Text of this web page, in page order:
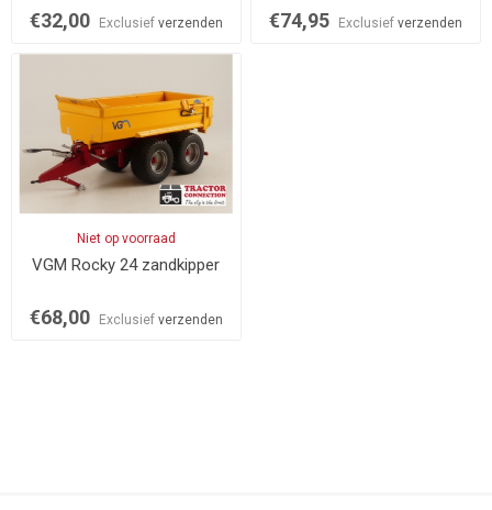
€32,00 Exclusief verzenden €74,95 Exclusiefverzenden
Niet op voorraad
VGM Rocky 24 zandkipper
€68,00 Exclusief verzenden